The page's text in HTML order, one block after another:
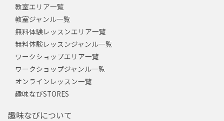
教室エリア一覧
教室ジャンル一覧
無料体験レッスンエリア一覧
無料体験レッスンジャンル一覧
ワークショップエリア一覧
ワークショップジャンル一覧
オンラインレッスン一覧
趣味なびSTORES
趣味なびについて